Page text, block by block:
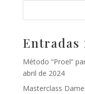
Entradas
Método “Proel”
abril de 2024
Masterclass